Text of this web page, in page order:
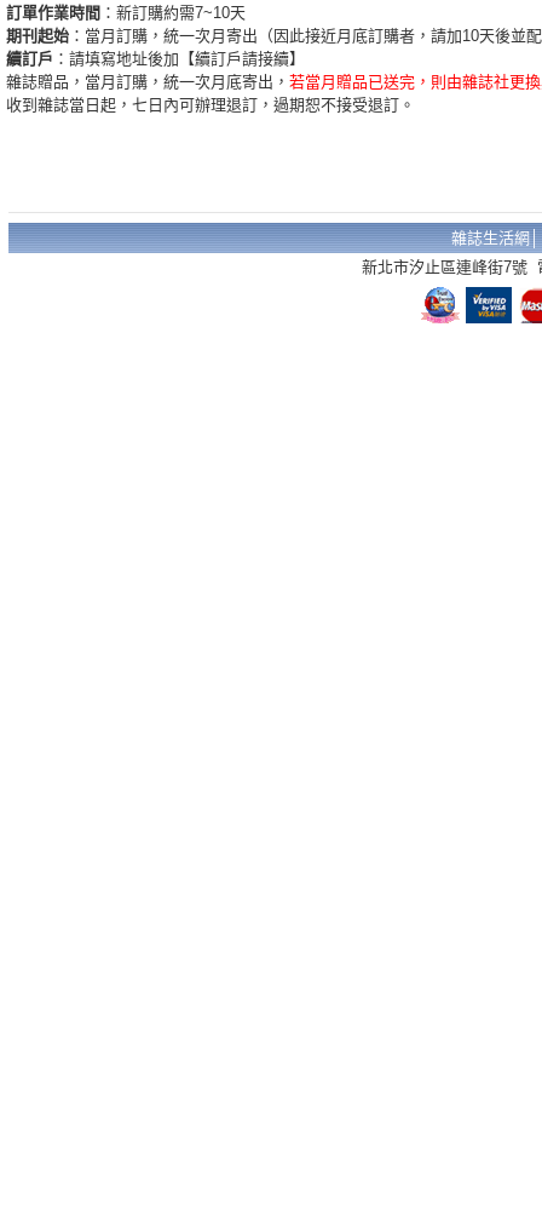
訂單作業時間 ：新訂購約需7~10天
期刊起始 ：當月訂購，統一次月寄出（因此接近月底訂購者，請加10天後並
續訂戶 ：請填寫地址後加【續訂戶請接續】
雜誌贈品，當月訂購，統一次月底寄出， 若當月贈品已送完，則由雜誌社更
收到雜誌當日起，七日內可辦理退訂，過期恕不接受退訂。
雜誌生活網
新北市汐止區連峰街7號